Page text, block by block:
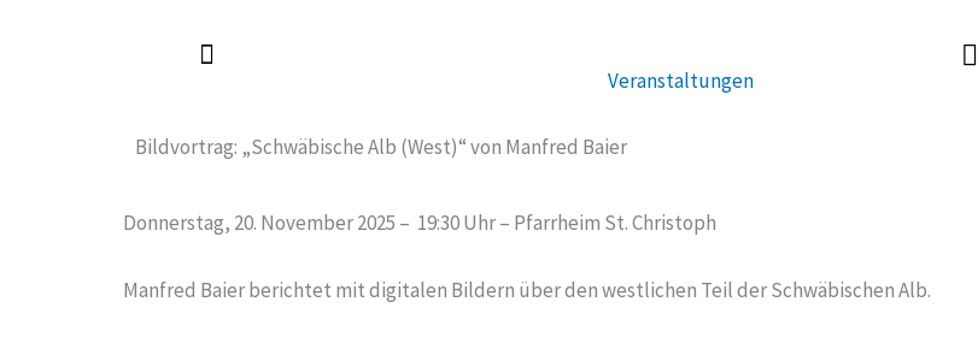
Veranstaltungen
Bildvortrag: „Schwäbische Alb (West)“ von Manfred Baier
Donnerstag, 20. November 2025 – 19:30 Uhr – Pfarrheim St. Christoph
Manfred Baier berichtet mit digitalen Bildern über den westlichen Teil der Schwäbischen Alb.